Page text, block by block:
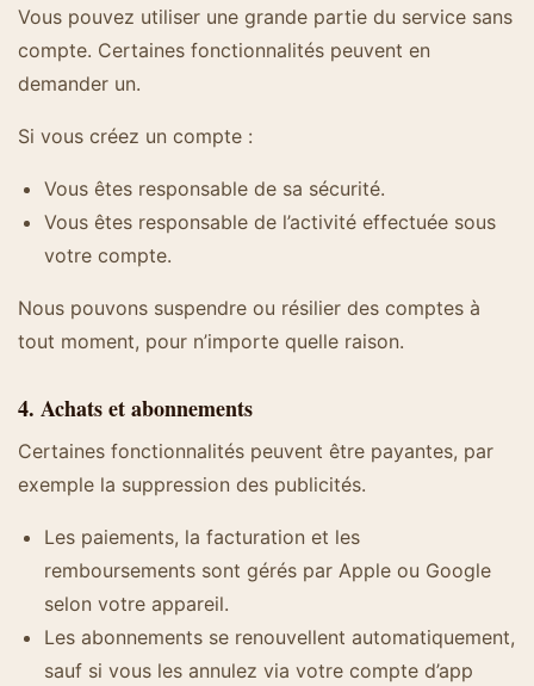
Vous pouvez utiliser une grande partie du service sans
compte. Certaines fonctionnalités peuvent en
demander un.
Si vous créez un compte :
Vous êtes responsable de sa sécurité.
Vous êtes responsable de l’activité effectuée sous
votre compte.
Nous pouvons suspendre ou résilier des comptes à
tout moment, pour n’importe quelle raison.
4. Achats et abonnements
Certaines fonctionnalités peuvent être payantes, par
exemple la suppression des publicités.
Les paiements, la facturation et les
remboursements sont gérés par Apple ou Google
selon votre appareil.
Les abonnements se renouvellent automatiquement,
sauf si vous les annulez via votre compte d’app